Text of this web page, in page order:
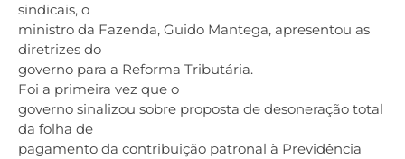
sindicais, o
ministro da Fazenda, Guido Mantega, apresentou as
diretrizes do
governo para a Reforma Tributária.
Foi a primeira vez que o
governo sinalizou sobre proposta de desoneração total
da folha de
pagamento da contribuição patronal à Previdência